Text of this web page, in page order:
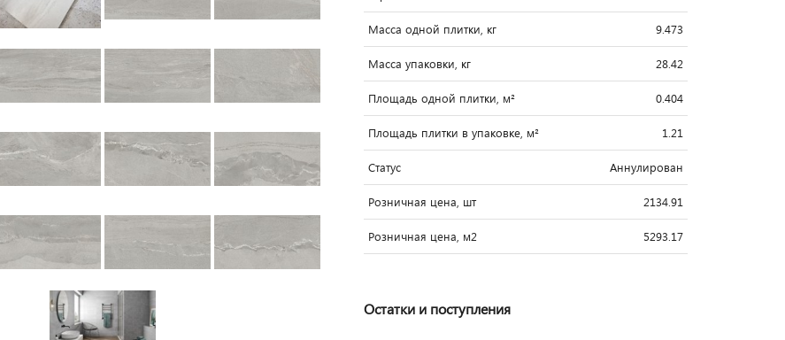
Масса одной плитки, кг 9.473
Масса упаковки, кг 28.42
Площадь одной плитки, м² 0.404
Площадь плитки в упаковке, м² 1.21
Статус Аннулирован
Розничная цена, шт 2134.91
Розничная цена, м2 5293.17
Остатки и поступления